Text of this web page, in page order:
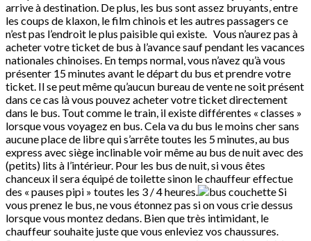
arrive à destination. De plus, les bus sont assez bruyants, entre
les coups de klaxon, le film chinois et les autres passagers ce
n’est pas l’endroit le plus paisible qui existe. Vous n’aurez pas à
acheter votre ticket de bus à l’avance sauf pendant les vacances
nationales chinoises. En temps normal, vous n’avez qu’à vous
présenter 15 minutes avant le départ du bus et prendre votre
ticket. Il se peut même qu’aucun bureau de vente ne soit présent
dans ce cas là vous pouvez acheter votre ticket directement
dans le bus. Tout comme le train, il existe différentes « classes »
lorsque vous voyagez en bus. Cela va du bus le moins cher sans
aucune place de libre qui s’arrête toutes les 5 minutes, au bus
express avec siège inclinable voir même au bus de nuit avec des
(petits) lits à l’intérieur. Pour les bus de nuit, si vous êtes
chanceux il sera équipé de toilette sinon le chauffeur effectue
des « pauses pipi » toutes les 3 / 4 heures.
Si
vous prenez le bus, ne vous étonnez pas si on vous crie dessus
lorsque vous montez dedans. Bien que très intimidant, le
chauffeur souhaite juste que vous enleviez vos chaussures.